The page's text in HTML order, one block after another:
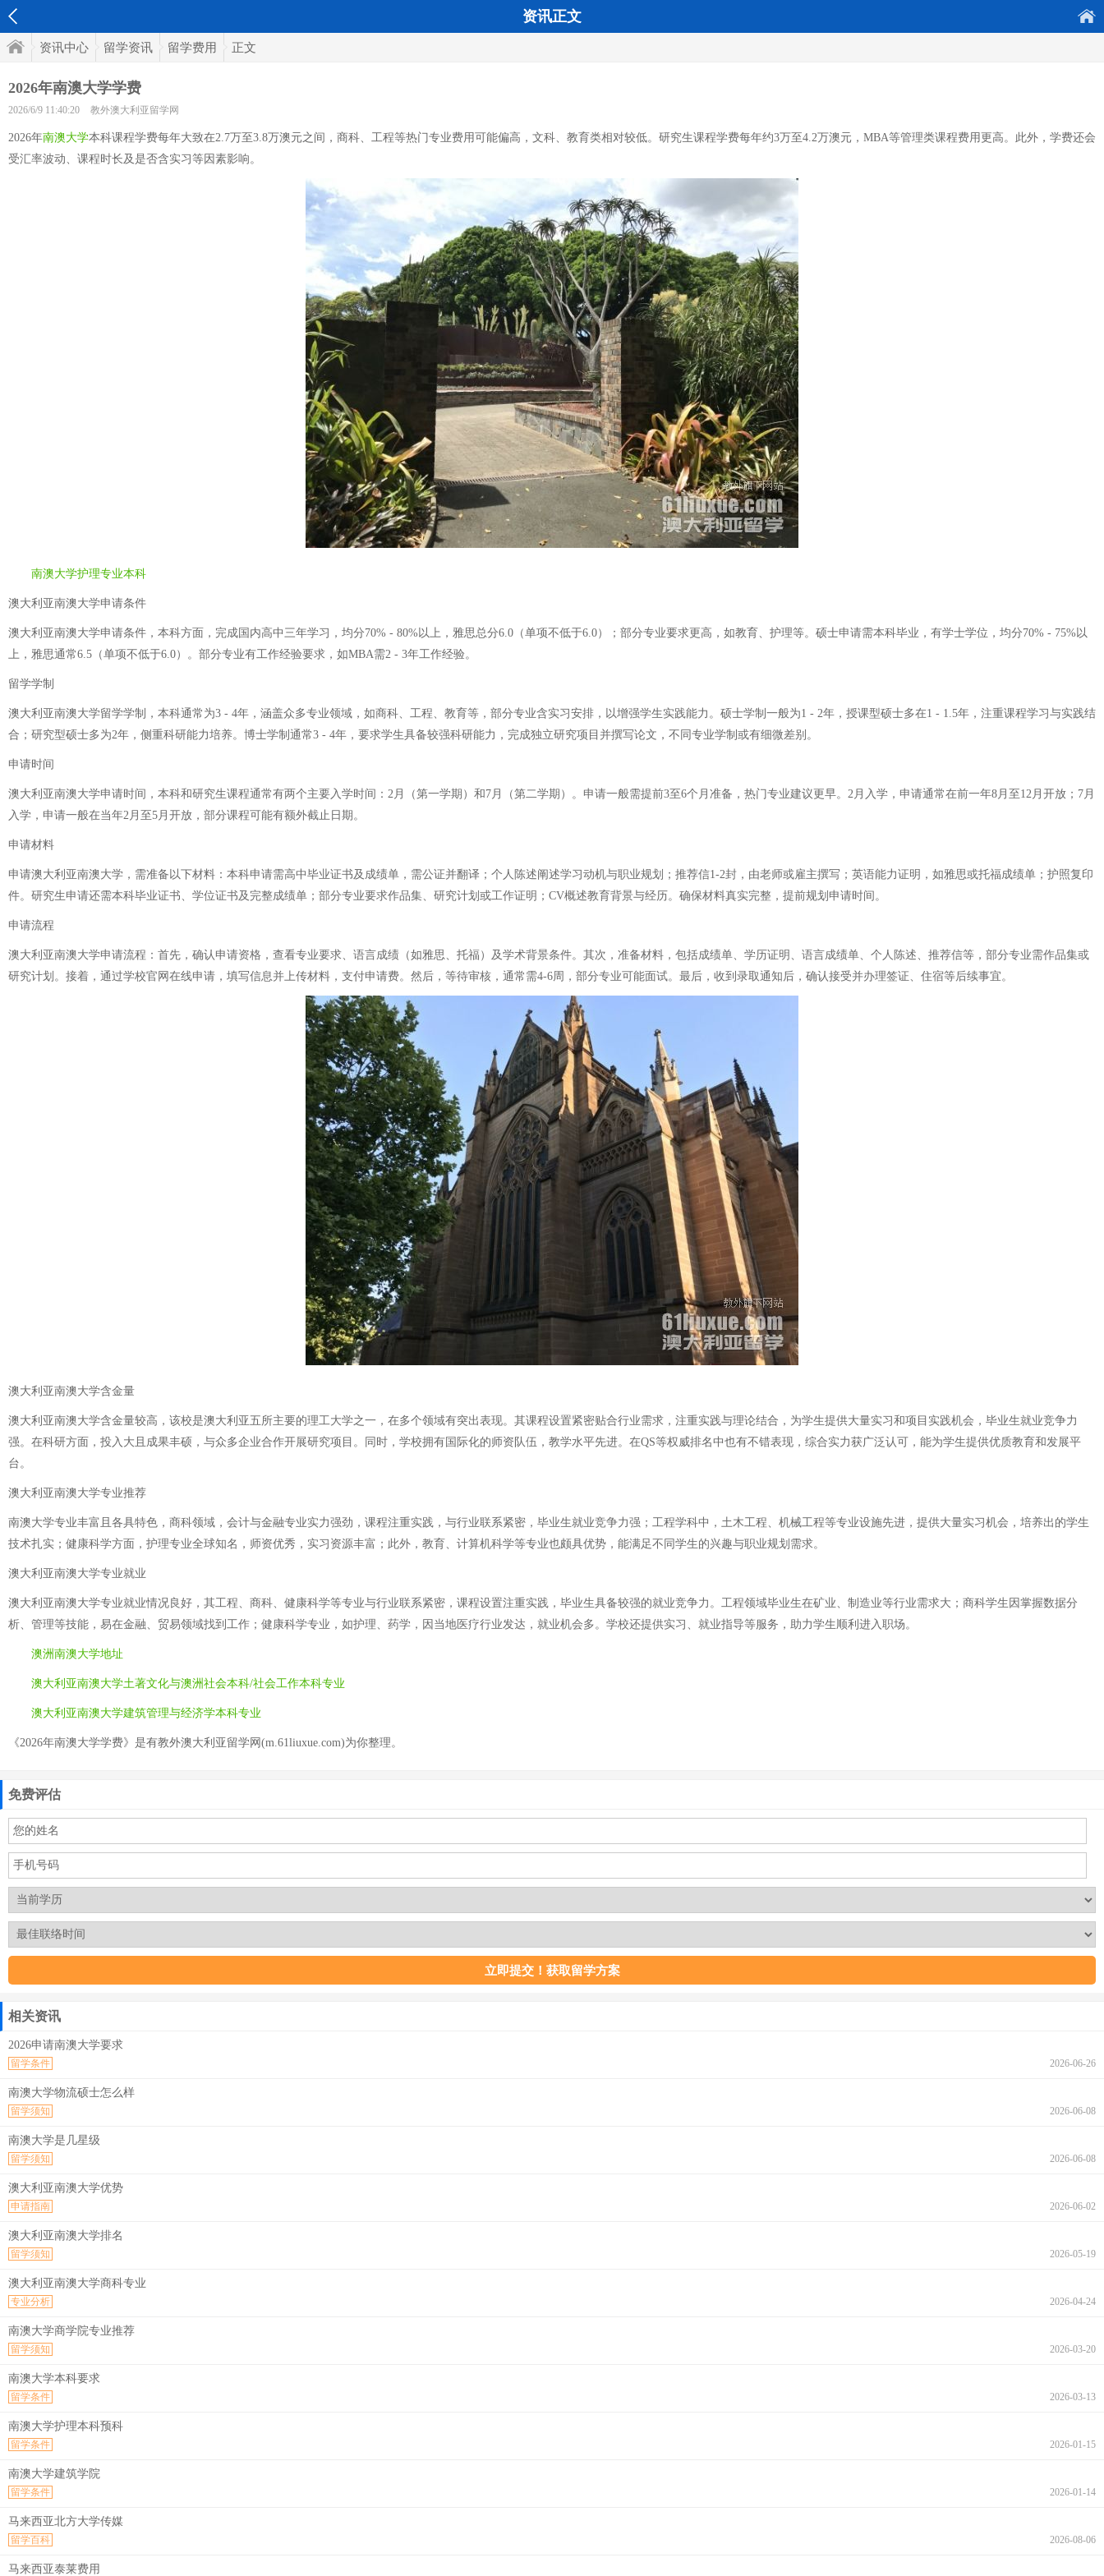
资讯正文
资讯中心 留学资讯 留学费用 正文
2026年南澳大学学费
2026/6/9 11:40:20 教外澳大利亚留学网
2026年南澳大学本科课程学费每年大致在2.7万至3.8万澳元之间，商科、工程等热门专业费用可能偏高，文科、教育类相对较低。研究生课程学费每年约3万至4.2万澳元，MBA等管理类课程费用更高。此外，学费还会
受汇率波动、课程时长及是否含实习等因素影响。
南澳大学护理专业本科
澳大利亚南澳大学申请条件
澳大利亚南澳大学申请条件，本科方面，完成国内高中三年学习，均分70% - 80%以上，雅思总分6.0（单项不低于6.0）；部分专业要求更高，如教育、护理等。硕士申请需本科毕业，有学士学位，均分70% - 75%以
上，雅思通常6.5（单项不低于6.0）。部分专业有工作经验要求，如MBA需2 - 3年工作经验。
留学学制
澳大利亚南澳大学留学学制，本科通常为3 - 4年，涵盖众多专业领域，如商科、工程、教育等，部分专业含实习安排，以增强学生实践能力。硕士学制一般为1 - 2年，授课型硕士多在1 - 1.5年，注重课程学习与实践结
合；研究型硕士多为2年，侧重科研能力培养。博士学制通常3 - 4年，要求学生具备较强科研能力，完成独立研究项目并撰写论文，不同专业学制或有细微差别。
申请时间
澳大利亚南澳大学申请时间，本科和研究生课程通常有两个主要入学时间：2月（第一学期）和7月（第二学期）。申请一般需提前3至6个月准备，热门专业建议更早。2月入学，申请通常在前一年8月至12月开放；7月
入学，申请一般在当年2月至5月开放，部分课程可能有额外截止日期。
申请材料
申请澳大利亚南澳大学，需准备以下材料：本科申请需高中毕业证书及成绩单，需公证并翻译；个人陈述阐述学习动机与职业规划；推荐信1-2封，由老师或雇主撰写；英语能力证明，如雅思或托福成绩单；护照复印
件。研究生申请还需本科毕业证书、学位证书及完整成绩单；部分专业要求作品集、研究计划或工作证明；CV概述教育背景与经历。确保材料真实完整，提前规划申请时间。
申请流程
澳大利亚南澳大学申请流程：首先，确认申请资格，查看专业要求、语言成绩（如雅思、托福）及学术背景条件。其次，准备材料，包括成绩单、学历证明、语言成绩单、个人陈述、推荐信等，部分专业需作品集或
研究计划。接着，通过学校官网在线申请，填写信息并上传材料，支付申请费。然后，等待审核，通常需4-6周，部分专业可能面试。最后，收到录取通知后，确认接受并办理签证、住宿等后续事宜。
澳大利亚南澳大学含金量
澳大利亚南澳大学含金量较高，该校是澳大利亚五所主要的理工大学之一，在多个领域有突出表现。其课程设置紧密贴合行业需求，注重实践与理论结合，为学生提供大量实习和项目实践机会，毕业生就业竞争力
强。在科研方面，投入大且成果丰硕，与众多企业合作开展研究项目。同时，学校拥有国际化的师资队伍，教学水平先进。在QS等权威排名中也有不错表现，综合实力获广泛认可，能为学生提供优质教育和发展平
台。
澳大利亚南澳大学专业推荐
南澳大学专业丰富且各具特色，商科领域，会计与金融专业实力强劲，课程注重实践，与行业联系紧密，毕业生就业竞争力强；工程学科中，土木工程、机械工程等专业设施先进，提供大量实习机会，培养出的学生
技术扎实；健康科学方面，护理专业全球知名，师资优秀，实习资源丰富；此外，教育、计算机科学等专业也颇具优势，能满足不同学生的兴趣与职业规划需求。
澳大利亚南澳大学专业就业
澳大利亚南澳大学专业就业情况良好，其工程、商科、健康科学等专业与行业联系紧密，课程设置注重实践，毕业生具备较强的就业竞争力。工程领域毕业生在矿业、制造业等行业需求大；商科学生因掌握数据分
析、管理等技能，易在金融、贸易领域找到工作；健康科学专业，如护理、药学，因当地医疗行业发达，就业机会多。学校还提供实习、就业指导等服务，助力学生顺利进入职场。
澳洲南澳大学地址
澳大利亚南澳大学土著文化与澳洲社会本科/社会工作本科专业
澳大利亚南澳大学建筑管理与经济学本科专业
《2026年南澳大学学费》是有教外澳大利亚留学网(m.61liuxue.com)为你整理。
免费评估
相关资讯
2026申请南澳大学要求
2026-06-26
留学条件
南澳大学物流硕士怎么样
2026-06-08
留学须知
南澳大学是几星级
2026-06-08
留学须知
澳大利亚南澳大学优势
2026-06-02
申请指南
澳大利亚南澳大学排名
2026-05-19
留学须知
澳大利亚南澳大学商科专业
2026-04-24
专业分析
南澳大学商学院专业推荐
2026-03-20
留学须知
南澳大学本科要求
2026-03-13
留学条件
南澳大学护理本科预科
2026-01-15
留学条件
南澳大学建筑学院
2026-01-14
留学条件
马来西亚北方大学传媒
2026-08-06
留学百科
马来西亚泰莱费用